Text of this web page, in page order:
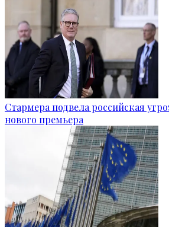
Стармера подвела российская
нового премьера